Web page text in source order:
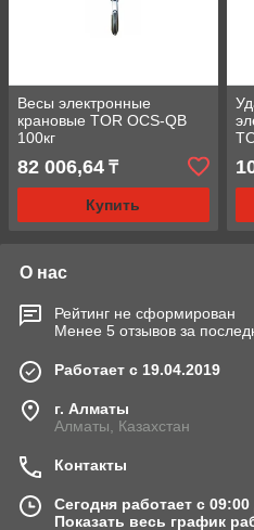
Весы электронные
крановые TOR OCS-QB
100кг
82 006,64 ₸
Купить
О нас
Рейтинг не сформирован
Менее 5 отзывов за
Работает с 19.04.2019
г. Алматы
Алматы, Казахстан
Контакты
Сегодня работает с
Показать весь график